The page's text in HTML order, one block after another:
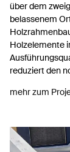
über dem
belassenem
Holzelemente
reduziert den
mehr zum